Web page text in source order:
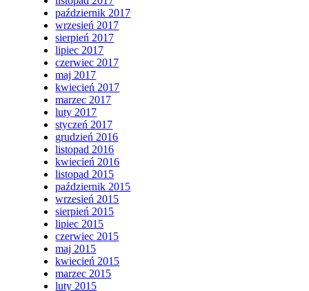
październik 2017
wrzesień 2017
sierpień 2017
lipiec 2017
czerwiec 2017
maj 2017
kwiecień 2017
marzec 2017
luty 2017
styczeń 2017
grudzień 2016
listopad 2016
kwiecień 2016
listopad 2015
październik 2015
wrzesień 2015
sierpień 2015
lipiec 2015
czerwiec 2015
maj 2015
kwiecień 2015
marzec 2015
luty 2015